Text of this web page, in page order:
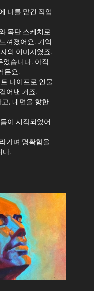
나를 맡긴 작업
목탄 스케치로
껴졌어요. 기억
의 이미지였죠.
었습니다. 아직
든요.
나이프로 인물
어낸 거죠.
고, 내면을 향한
이 시작되었어
가며 명확함을
다.